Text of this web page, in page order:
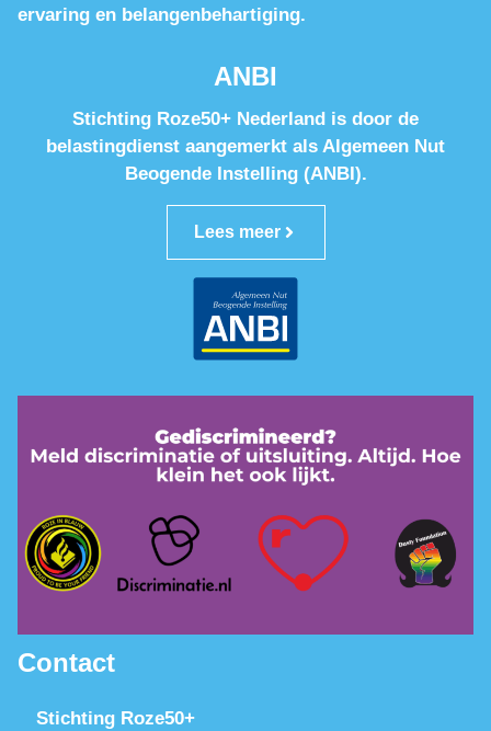
ervaring en belangenbehartiging.
ANBI
Stichting Roze50+ Nederland is door de
belastingdienst aangemerkt als Algemeen Nut
Beogende Instelling (ANBI).
Lees meer
Contact
Stichting Roze50+